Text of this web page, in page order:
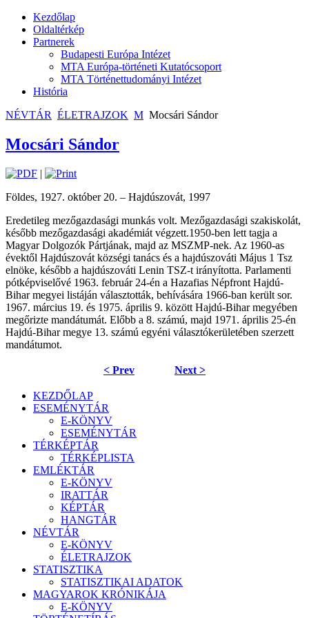
Kezdőlap
Oldaltérkép
Partnerek
Budapesti Európa Intézet
MTA Európa-történeti Kutatócsoport
MTA Történettudományi Intézet
História
NÉVTÁR ÉLETRAJZOK M Mocsári Sándor
Mocsári Sándor
|
Földes, 1927. október 20. – Hajdúszovát, 1997
Eredetileg mezőgazdasági munkás volt. Mezőgazdasági szakiskolát,
később mezőgazdasági akadémiát végzett.1950-ben lett tagja a
Magyar Dolgozók Pártjának, majd az MSZMP-nek. Az 1960-as
évektől Hajdúszovát községi tanács és a hajdúszováti Május 1 Tsz
elnöke, később a hajdúszováti Lenin TSZ-t irányította. Parlamenti
pótképviselővé 1963. február 24-én a Hazafias Népfront Hajdú-
Bihar megyei listáján választották, behívására 1966-ban került sor.
1967. március 19. és 1975. április 9. között Hajdú-Bihar megyében
megőrizte mandátumát. Előbb a 8. számú, majd 1971. április 25-én
Hajdú-Bihar megye 13. számú egyéni választókerületében szerzett
mandátumot.
< Prev Next >
KEZDŐLAP
ESEMÉNYTÁR
E-KÖNYV
ESEMÉNYTÁR
TÉRKÉPTÁR
TÉRKÉPLISTA
EMLÉKTÁR
E-KÖNYV
IRATTÁR
KÉPTÁR
HANGTÁR
NÉVTÁR
E-KÖNYV
ÉLETRAJZOK
STATISZTIKA
STATISZTIKAI ADATOK
MAGYAROK KRÓNIKÁJA
E-KÖNYV